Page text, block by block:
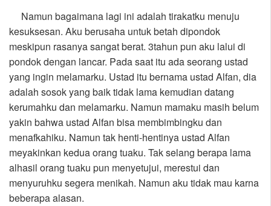
Namun bagaimana lagi ini adalah tirakatku menuju
kesuksesan. Aku berusaha untuk betah dipondok
meskipun rasanya sangat berat. 3tahun pun aku lalui di
pondok dengan lancar. Pada saat itu ada seorang ustad
yang ingin melamarku. Ustad itu bernama ustad Alfan, dia
adalah sosok yang baik tidak lama kemudian datang
kerumahku dan melamarku. Namun mamaku masih belum
yakin bahwa ustad Alfan bisa membimbingku dan
menafkahiku. Namun tak henti-hentinya ustad Alfan
meyakinkan kedua orang tuaku. Tak selang berapa lama
alhasil orang tuaku pun menyetujui, merestui dan
menyuruhku segera menikah. Namun aku tidak mau karna
beberapa alasan.